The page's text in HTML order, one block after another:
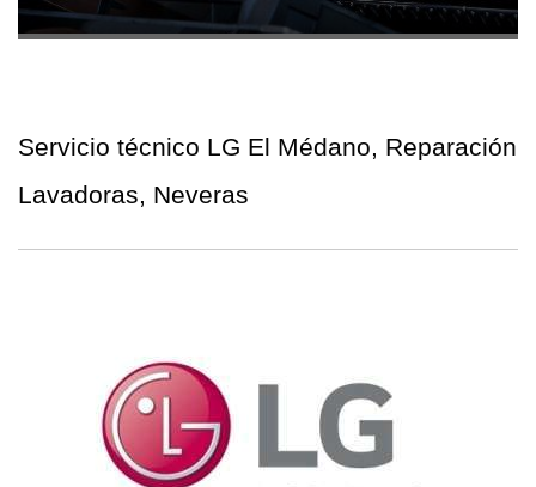
Servicio técnico LG El Médano, Reparación
Lavadoras, Neveras